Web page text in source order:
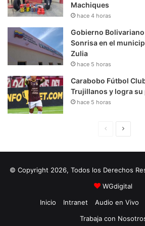
Machiques
hace 4 horas
Gobierno
Sonrisa en el
Zulia
hace 5 horas
Carabobo Fútbol
Trujillanos y logra
hace 5 horas
i
n
a
u
i
e
© Copyright 2026, Todos los Derechos
WGdigital
Inicio
Intranet Audio en Vivo
Trabaja con